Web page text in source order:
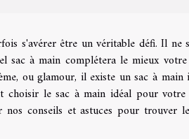
s'avérer être un véritable défi. Il ne
sac à main complétera le mieux
ou glamour, il existe un sac à
choisir le sac à main idéal pour
conseils et astuces pour trouver